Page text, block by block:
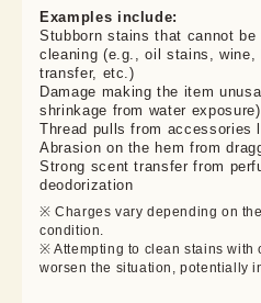
Examples include:
Stubborn stains that cannot be
cleaning (e.g., oil stains, wine,
transfer, etc.)
Damage making the item
shrinkage from water exposure)
Thread pulls from accessories
Abrasion on the hem from
Strong scent transfer from
deodorization
※ Charges vary depending on
condition.
※ Attempting to clean stains with
worsen the situation, potentially